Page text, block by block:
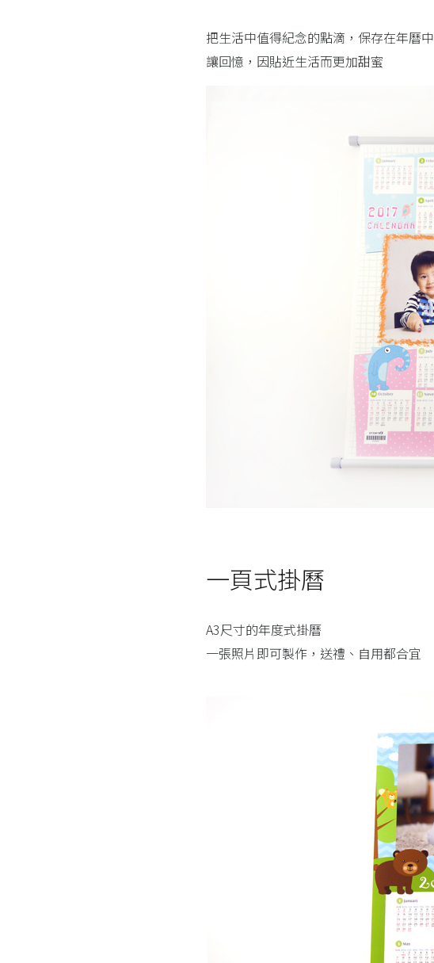
把生活中值得紀念的點滴，保存在年曆中
讓回憶，因貼近生活而更加甜蜜
一頁式掛曆
A3尺寸的年度式掛曆
一張照片即可製作，送禮、自用都合宜